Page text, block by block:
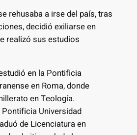
rehusaba a irse del país, tras
decidió exiliarse en
realizó sus estudios
en la Pontificia
en Roma, donde
en Teología.
Pontificia Universidad
de Licenciatura en